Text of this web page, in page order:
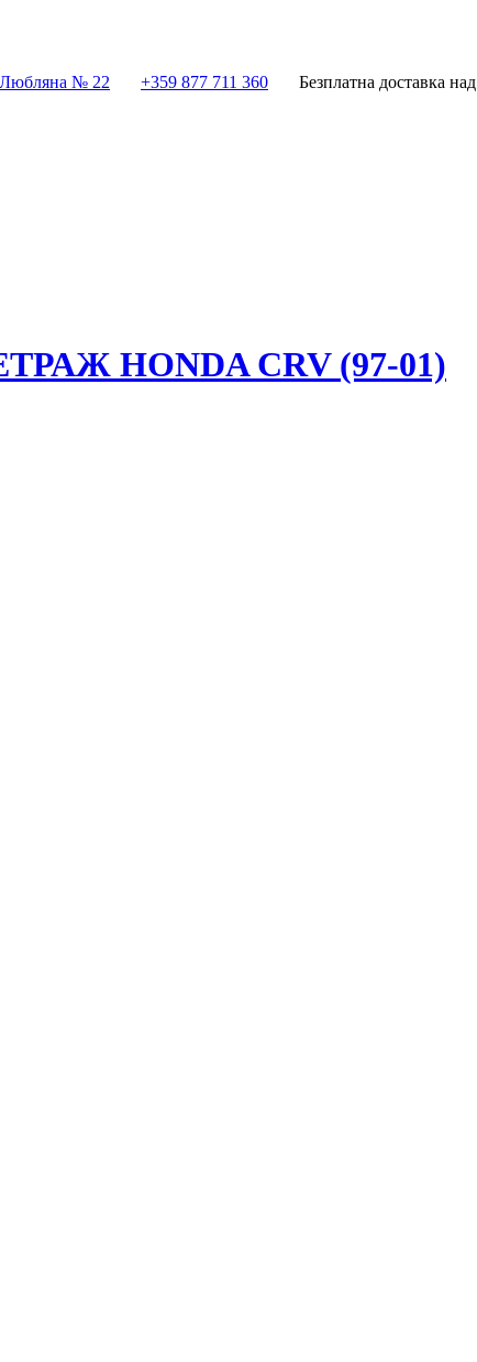
№ 22 +359 877 711 360 Безплатна доставка над
HONDA CRV (97-01)